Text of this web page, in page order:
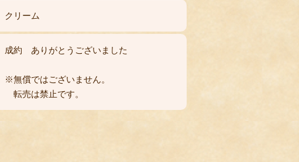
クリーム
成約 ありがとうございました
※無償ではございません。
転売は禁止です。